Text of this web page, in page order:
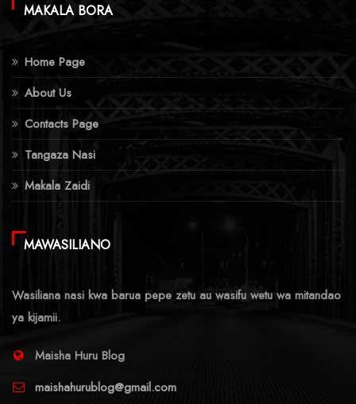
MAKALA BORA
Home Page
About Us
Contacts Page
Tangaza Nasi
Makala Zaidi
MAWASILIANO
Wasiliana nasi kwa barua pepe zetu au wasifu wetu wa mitandao
ya kijamii.
Maisha Huru Blog
maishahurublog@gmail.com